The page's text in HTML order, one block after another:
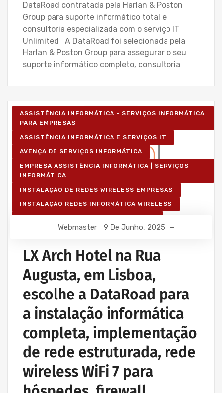
DataRoad contratada pela Harlan & Poston
Group para suporte informático total e
consultoria especializada com o serviço IT
Unlimited A DataRoad foi selecionada pela
Harlan & Poston Group para assegurar o seu
suporte informático completo, consultoria
ASSISTÊNCIA INFORMÁTICA - SERVIÇOS INFORMÁTICA
PARA EMPRESAS
ASSISTÊNCIA INFORMÁTICA E SERVIÇOS IT
AVENÇA DE SERVIÇOS INFORMÁTICA
EMPRESA ASSISTÊNCIA INFORMÁTICA | SERVIÇOS
INFORMÁTICA
INSTALAÇÃO DE REDES WIRELESS EMPRESAS
INSTALAÇÃO REDES INFORMÁTICA WIRELESS
REDE ESTRUTURADA INFORMÁTICA
Webmaster 9 De Junho, 2025
LX Arch Hotel na Rua
Augusta, em Lisboa,
escolhe a DataRoad para
a instalação informática
completa, implementação
de rede estruturada, rede
wireless WiFi 7 para